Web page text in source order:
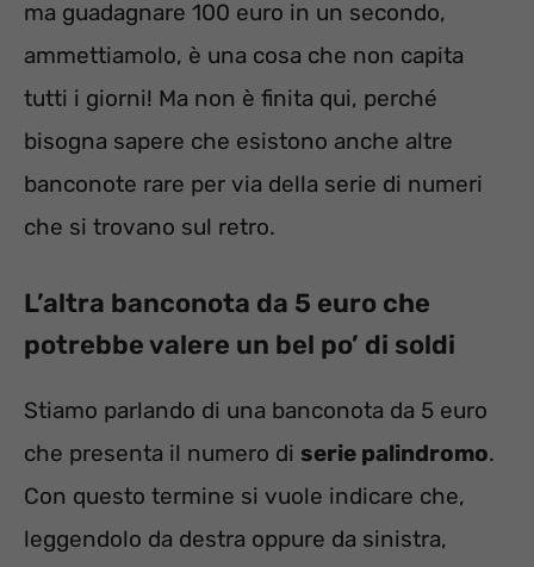
ma guadagnare 100 euro in un secondo,
ammettiamolo, è una cosa che non capita
tutti i giorni! Ma non è finita qui, perché
bisogna sapere che esistono anche altre
banconote rare per via della serie di numeri
che si trovano sul retro.
L’altra banconota da 5 euro che
potrebbe valere un bel po’ di soldi
Stiamo parlando di una banconota da 5 euro
che presenta il numero di serie palindromo.
Con questo termine si vuole indicare che,
leggendolo da destra oppure da sinistra,